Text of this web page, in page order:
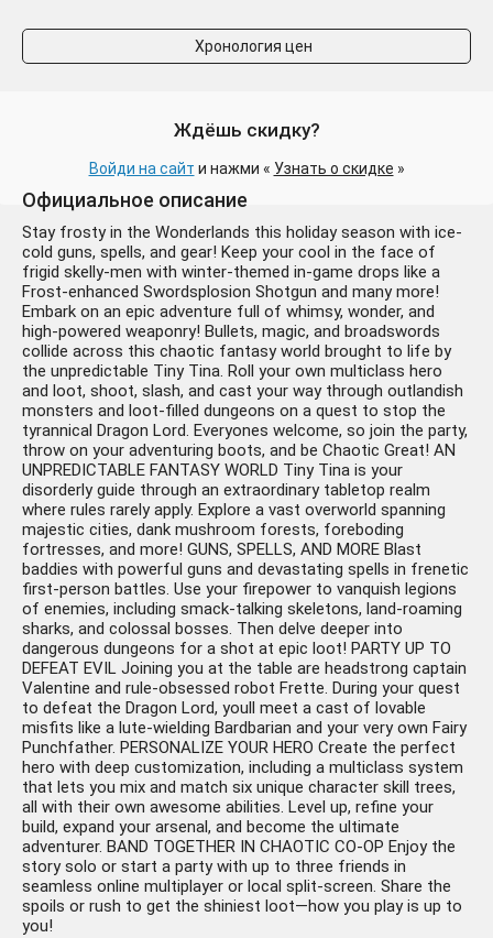
Хронология цен
Ждёшь скидку?
Войди на сайт и нажми « Узнать о скидке »
Официальное описание
Stay frosty in the Wonderlands this holiday season with ice-
cold guns, spells, and gear! Keep your cool in the face of
frigid skelly-men with winter-themed in-game drops like a
Frost-enhanced Swordsplosion Shotgun and many more!
Embark on an epic adventure full of whimsy, wonder, and
high-powered weaponry! Bullets, magic, and broadswords
collide across this chaotic fantasy world brought to life by
the unpredictable Tiny Tina. Roll your own multiclass hero
and loot, shoot, slash, and cast your way through outlandish
monsters and loot-filled dungeons on a quest to stop the
tyrannical Dragon Lord. Everyones welcome, so join the party,
throw on your adventuring boots, and be Chaotic Great! AN
UNPREDICTABLE FANTASY WORLD Tiny Tina is your
disorderly guide through an extraordinary tabletop realm
where rules rarely apply. Explore a vast overworld spanning
majestic cities, dank mushroom forests, foreboding
fortresses, and more! GUNS, SPELLS, AND MORE Blast
baddies with powerful guns and devastating spells in frenetic
first-person battles. Use your firepower to vanquish legions
of enemies, including smack-talking skeletons, land-roaming
sharks, and colossal bosses. Then delve deeper into
dangerous dungeons for a shot at epic loot! PARTY UP TO
DEFEAT EVIL Joining you at the table are headstrong captain
Valentine and rule-obsessed robot Frette. During your quest
to defeat the Dragon Lord, youll meet a cast of lovable
misfits like a lute-wielding Bardbarian and your very own Fairy
Punchfather. PERSONALIZE YOUR HERO Create the perfect
hero with deep customization, including a multiclass system
that lets you mix and match six unique character skill trees,
all with their own awesome abilities. Level up, refine your
build, expand your arsenal, and become the ultimate
adventurer. BAND TOGETHER IN CHAOTIC CO-OP Enjoy the
story solo or start a party with up to three friends in
seamless online multiplayer or local split-screen. Share the
spoils or rush to get the shiniest loot—how you play is up to
you!